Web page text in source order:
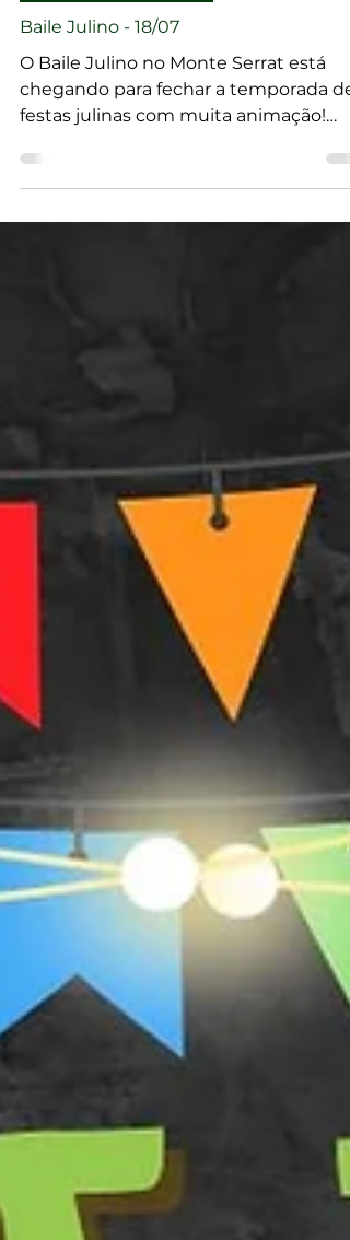
PRÓXIMOS EVENTOS
Baile Julino - 18/07
O Baile Julino no Monte Serrat está
chegando para fechar a temporada de
festas julinas com muita animação!
Esperamos você para uma noite